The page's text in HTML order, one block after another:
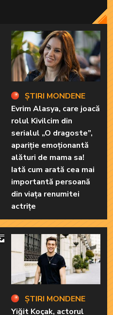
ȘTIRI MONDENE
Evrim Alasya, care joacă
rolul Kivilcim din
serialul „O dragoste”,
apariție emoționantă
alături de mama sa!
Iată cum arată cea mai
importantă persoană
din viața renumitei
actrițe
ȘTIRI MONDENE
Yiğit Koçak, actorul